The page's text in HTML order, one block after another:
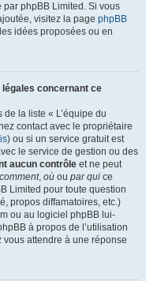
phpBB Limited. Si vous
visitez la page phpBB
idées proposées ou en
concernant ce
la liste « L’équipe du
contact avec le propriétaire
) ou si un service gratuit est
le service de gestion ou des
aucun contrôle et ne peut
comment, où ou par qui ce
Limited pour toute question
propos diffamatoires, etc.)
ou au logiciel phpBB lui-
à propos de l’utilisation
attendre à une réponse